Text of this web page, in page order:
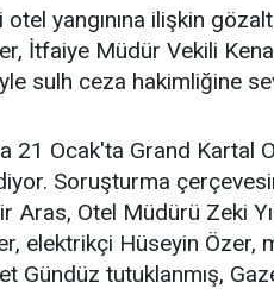
yangınına ilişkin
İtfaiye Müdür Vekili
sulh ceza hakimliğine
21 Ocak'ta Grand Kartal
Soruşturma
Aras, Otel Müdürü Zeki
elektrikçi Hüseyin Özer,
Gündüz tutuklanmış,